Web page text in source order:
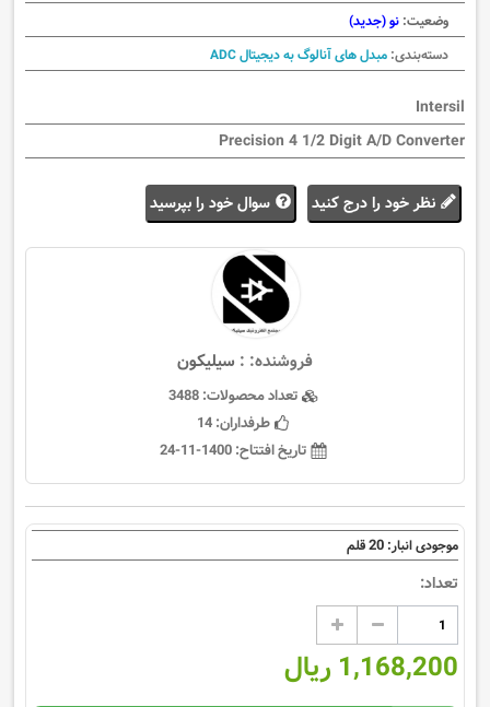
وضعیت: نو (جدید)
دسته‌بندی: مبدل های آنالوگ به دیجیتال ADC
Intersil
Precision 4 1/2 Digit A/D Converter
نظر خود را درج کنید سوال خود را بپرسید
فروشنده: : سيليكون
تعداد محصولات:3488
طرفداران:14
تاریخ افتتاح:1400-11-24
موجودی انبار: 20قلم
تعداد:
1,168,200 ریال